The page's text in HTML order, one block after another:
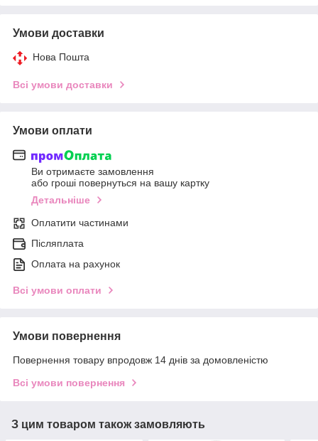
Умови доставки
Нова Пошта
Всі умови доставки
Умови оплати
Ви отримаєте замовлення
або гроші повернуться на вашу картку
Детальніше
Оплатити частинами
Післяплата
Оплата на рахунок
Всі умови оплати
Умови повернення
Повернення товару впродовж 14 днів за домовленістю
Всі умови повернення
З цим товаром також замовляють